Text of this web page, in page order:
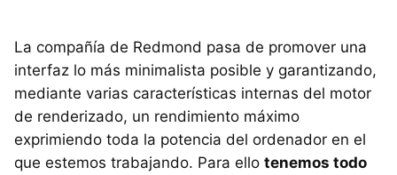
La compañía de Redmond pasa de promover una
interfaz lo más minimalista posible y garantizando,
mediante varias características internas del motor
de renderizado, un rendimiento máximo
exprimiendo toda la potencia del ordenador en el
que estemos trabajando. Para ello tenemos todo